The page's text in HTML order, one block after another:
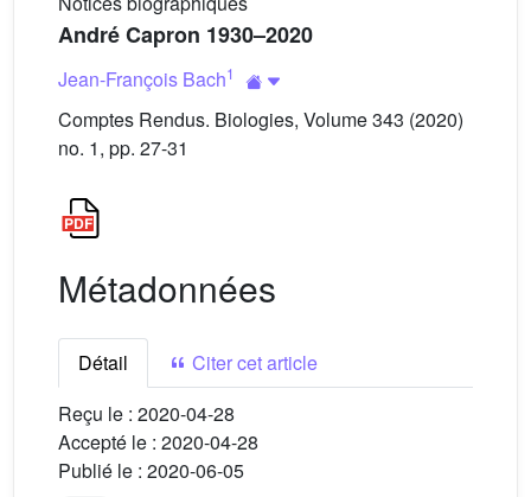
André Capron 1930–2020
Jean-François Bach1
Comptes Rendus. Biologies, Volume 343 (2020)
no. 1, pp. 27-31
Métadonnées
Détail
Citer cet article
Reçu le : 2020-04-28
Accepté le : 2020-04-28
Publié le : 2020-06-05